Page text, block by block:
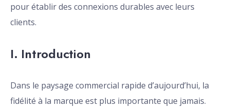
pour établir des connexions durables avec leurs
clients.
I. Introduction
Dans le paysage commercial rapide d’aujourd’hui, la
fidélité à la marque est plus importante que jamais.